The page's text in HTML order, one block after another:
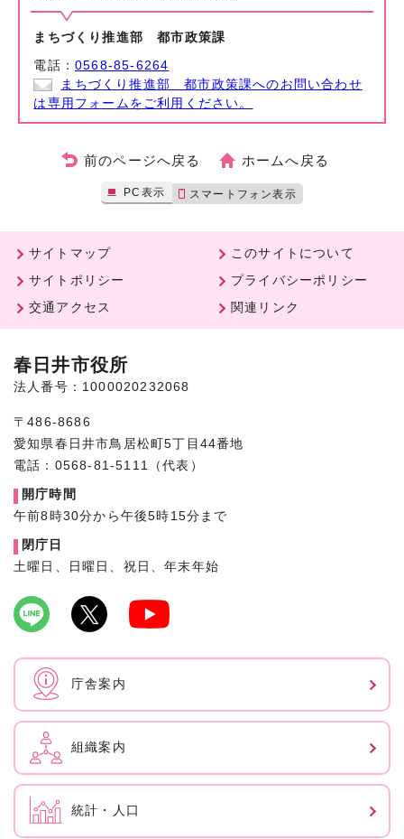
まちづくり推進部 都市政策課
電話：0568-85-6264
まちづくり推進部 都市政策課へのお問い合わせ
は専用フォームをご利用ください。
前のページへ戻る ホームへ戻る
PC表示 スマートフォン表示
サイトマップ
このサイトについて
サイトポリシー
プライバシーポリシー
交通アクセス
関連リンク
春日井市役所
法人番号：1000020232068
〒486-8686
愛知県春日井市鳥居松町5丁目44番地
電話：0568-81-5111（代表）
開庁時間
午前8時30分から午後5時15分まで
閉庁日
土曜日、日曜日、祝日、年末年始
庁舎案内
組織案内
統計・人口